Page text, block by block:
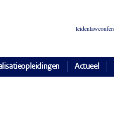
Actueel